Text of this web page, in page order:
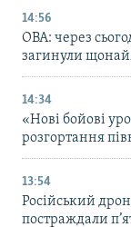
14:56
ОВА: через
загинули
14:34
«Нові бойові
розгортання
13:54
Російський
постраждали